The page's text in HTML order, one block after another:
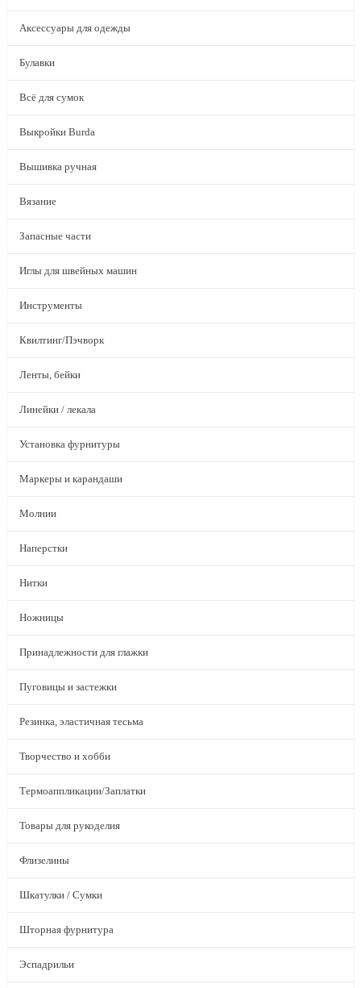
Аксессуары для одежды
Булавки
Всё для сумок
Выкройки Burda
Вышивка ручная
Вязание
Запасные части
Иглы для швейных машин
Инструменты
Квилтинг/Пэчворк
Ленты, бейки
Линейки / лекала
Установка фурнитуры
Маркеры и карандаши
Молнии
Наперстки
Нитки
Ножницы
Принадлежности для глажки
Пуговицы и застежки
Резинка, эластичная тесьма
Творчество и хобби
Термоаппликации/Заплатки
Товары для рукоделия
Флизелины
Шкатулки / Сумки
Шторная фурнитура
Эспадрильи